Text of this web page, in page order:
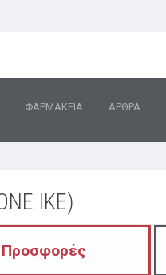
ΦΑΡΜΑΚΕΙΑ ΑΡΘΡΑ
IKE)
Προσφορές